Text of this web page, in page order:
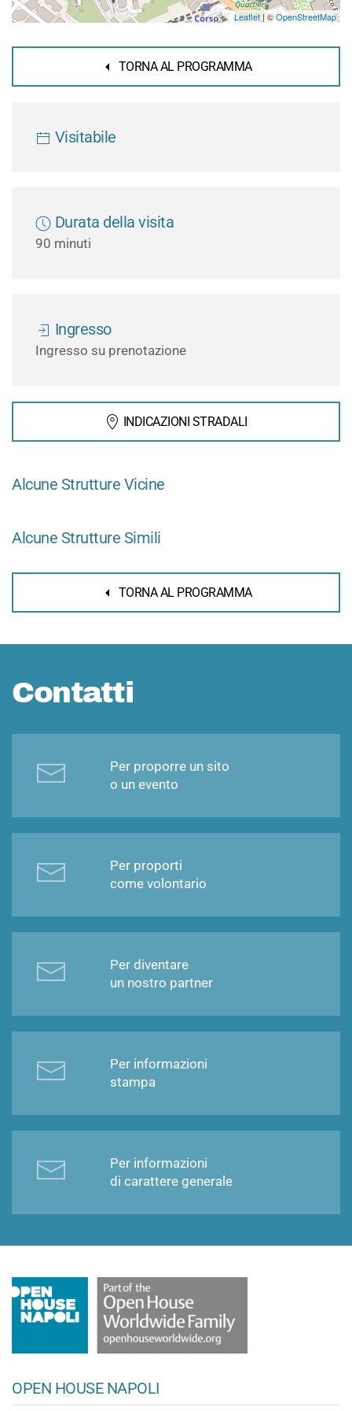
Leaflet| ©OpenStreetMap
TORNA AL PROGRAMMA
Visitabile
Durata della visita
90 minuti
Ingresso
Ingresso su prenotazione
INDICAZIONI STRADALI
Alcune Strutture Vicine
Alcune Strutture Simili
TORNA AL PROGRAMMA
Contatti
Per proporre un sito
o un evento
Per proporti
come volontario
Per diventare
un nostro partner
Per informazioni
stampa
Per informazioni
di carattere generale
OPEN HOUSE NAPOLI